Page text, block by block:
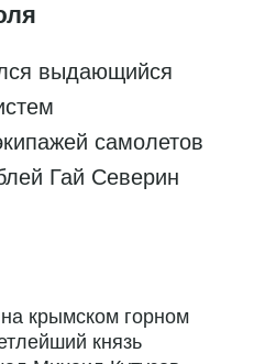
выдающийся
самолетов
Гай Северин
крымском горном
князь